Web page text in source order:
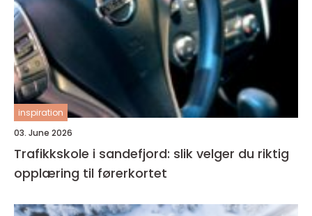
inspiration
03. June 2026
Trafikkskole i sandefjord: slik velger du riktig
opplæring til førerkortet